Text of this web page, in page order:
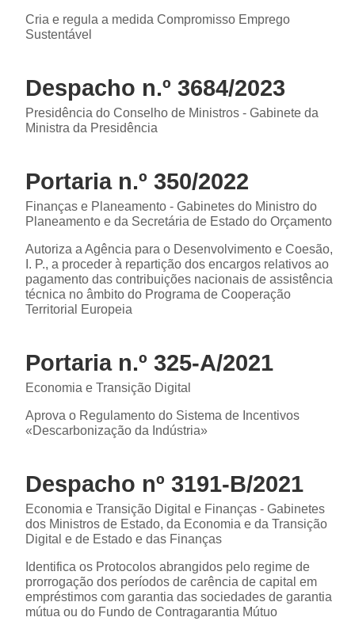
Cria e regula a medida Compromisso Emprego
Sustentável
Despacho n.º 3684/2023
Presidência do Conselho de Ministros - Gabinete da
Ministra da Presidência
Portaria n.º 350/2022
Finanças e Planeamento - Gabinetes do Ministro do
Planeamento e da Secretária de Estado do Orçamento
Autoriza a Agência para o Desenvolvimento e Coesão,
I. P., a proceder à repartição dos encargos relativos ao
pagamento das contribuições nacionais de assistência
técnica no âmbito do Programa de Cooperação
Territorial Europeia
Portaria n.º 325-A/2021
Economia e Transição Digital
Aprova o Regulamento do Sistema de Incentivos
«Descarbonização da Indústria»
Despacho nº 3191-B/2021
Economia e Transição Digital e Finanças - Gabinetes
dos Ministros de Estado, da Economia e da Transição
Digital e de Estado e das Finanças
Identifica os Protocolos abrangidos pelo regime de
prorrogação dos períodos de carência de capital em
empréstimos com garantia das sociedades de garantia
mútua ou do Fundo de Contragarantia Mútuo